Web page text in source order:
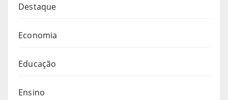
Destaque
Economia
Educação
Ensino